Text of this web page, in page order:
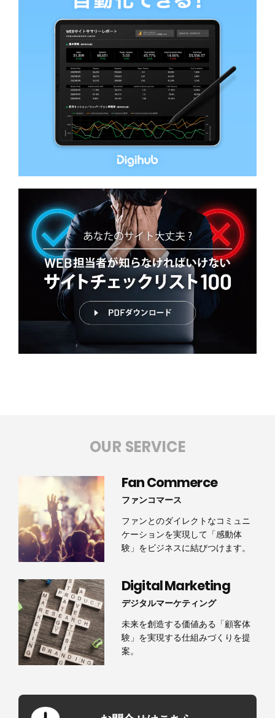
OUR SERVICE
Fan Commerce
ファンコマース
ファンとのダイレクトなコミュニ
ケーションを実現して「感動体
験」をビジネスに結びつけます。
Digital Marketing
デジタルマーケティング
未来を創造する価値ある「顧客体
験」を実現する仕組みづくりを提
案。